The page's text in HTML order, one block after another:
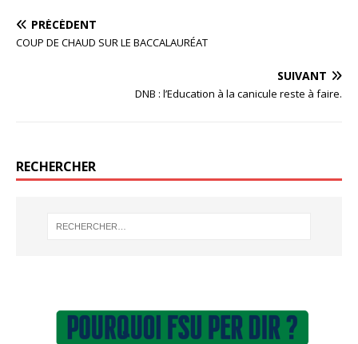
PRÉCÉDENT
COUP DE CHAUD SUR LE BACCALAURÉAT
SUIVANT
DNB : l’Education à la canicule reste à faire.
RECHERCHER